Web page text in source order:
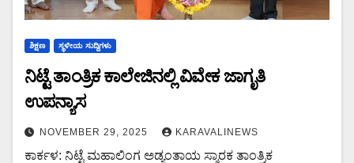
ಶಿಕ್ಷಣ ಸ್ಥಳೀಯ ಸುದ್ದಿಗಳು
ನಿಟ್ಟೆ ತಾಂತ್ರಿಕ ಕಾಲೇಜಿನಲ್ಲಿ ವಿವೇಕ ಜಾಗೃತಿ
ಉಪನ್ಯಾಸ
NOVEMBER 29, 2025 KARAVALINEWS
ಕಾರ್ಕಳ: ನಿಟ್ಟೆ ಮಹಾಲಿಂಗ ಅಡ್ಯಂತಾಯ ಸ್ಮಾರಕ ತಾಂತ್ರಿಕ